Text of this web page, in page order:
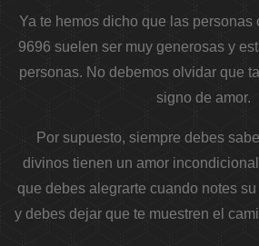
Ya te hemos dicho que las personas
9696 suelen ser muy generosas y
personas. No debemos olvidar que
signo de amor.
Por supuesto, siempre debes
divinos tienen un amor
que debes alegrarte cuando notes
y debes dejar que te muestren el